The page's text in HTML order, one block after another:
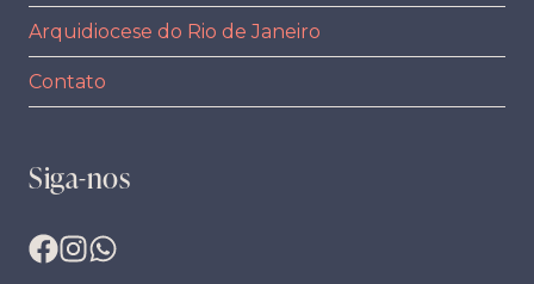
Arquidiocese do Rio de Janeiro
Contato
Siga-nos